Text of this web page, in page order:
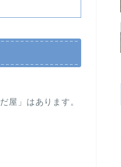
屋」はあります。